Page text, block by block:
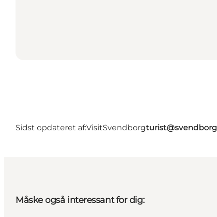
Sidst opdateret af:VisitSvendborg
Måske også interessant for dig: